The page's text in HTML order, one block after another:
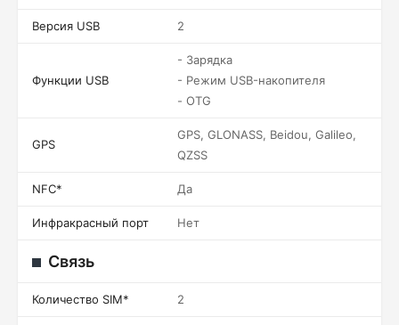
Версия USB 2
Функции USB
- Зарядка
- Режим USB-накопителя
- OTG
GPS
GPS, GLONASS, Beidou, Galileo,
QZSS
NFC* Да
Инфракрасный порт Нет
Связь
Количество SIM* 2